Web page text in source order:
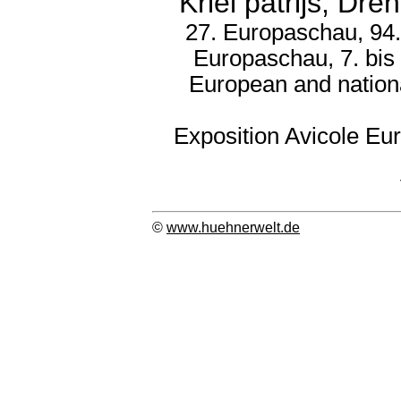
27. Europaschau,
Europaschau, 7.
European and
Exposition Avicole
© www.huehnerwelt.de